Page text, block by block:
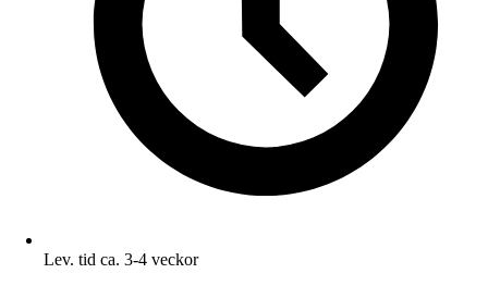
Lev. tid ca. 3-4 veckor